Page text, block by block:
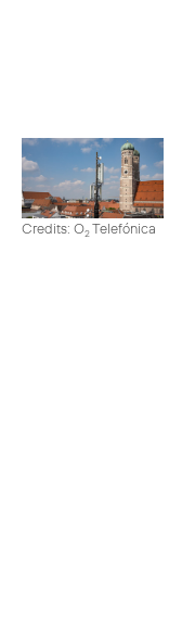
Credits: O2Telefónica